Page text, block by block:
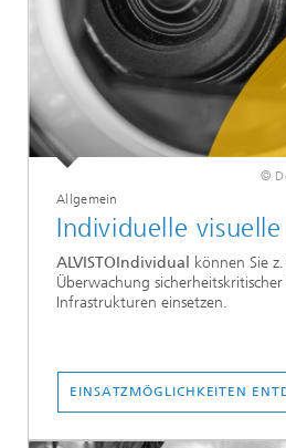
©
Allgemein
Individuelle
ALVISTOIndividual
können Sie
Überwachung
Infrastrukturen einsetzen.
EINSATZMÖGLICHKEITEN